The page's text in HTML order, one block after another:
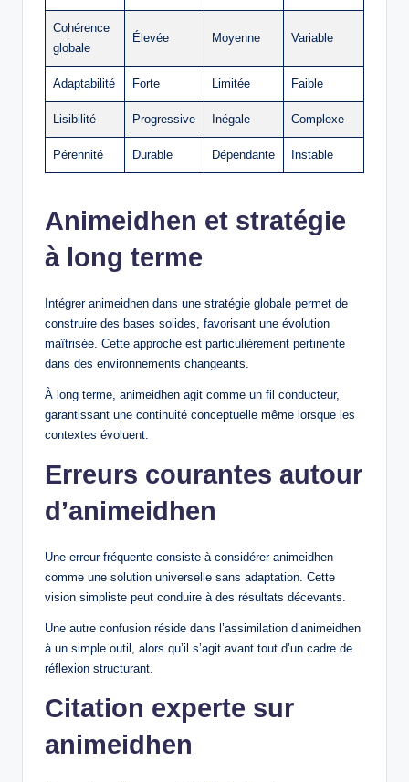
Cohérence
globale
Élevée Moyenne Variable
Adaptabilité Forte Limitée Faible
Lisibilité Progressive Inégale Complexe
Pérennité Durable Dépendante Instable
Animeidhen et stratégie
à long terme
Intégrer animeidhen dans une stratégie globale permet de
construire des bases solides, favorisant une évolution
maîtrisée. Cette approche est particulièrement pertinente
dans des environnements changeants.
À long terme, animeidhen agit comme un fil conducteur,
garantissant une continuité conceptuelle même lorsque les
contextes évoluent.
Erreurs courantes autour
d’animeidhen
Une erreur fréquente consiste à considérer animeidhen
comme une solution universelle sans adaptation. Cette
vision simpliste peut conduire à des résultats décevants.
Une autre confusion réside dans l’assimilation d’animeidhen
à un simple outil, alors qu’il s’agit avant tout d’un cadre de
réflexion structurant.
Citation experte sur
animeidhen